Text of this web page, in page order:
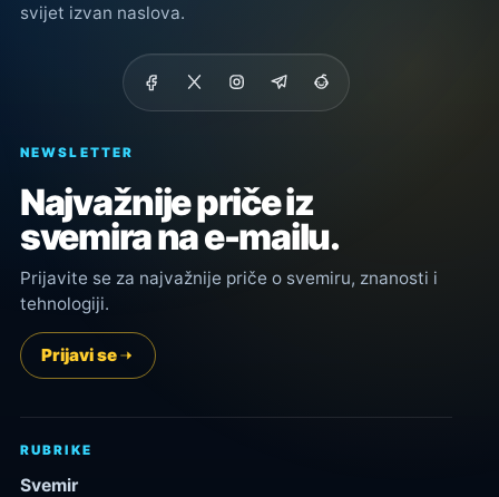
svijet izvan naslova.
NEWSLETTER
Najvažnije priče iz
svemira na e-mailu.
Prijavite se za najvažnije priče o svemiru, znanosti i
tehnologiji.
Prijavi se
RUBRIKE
Svemir